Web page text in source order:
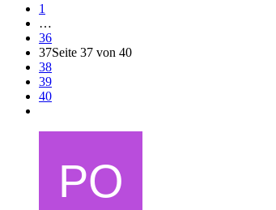
1
…
36
37Seite 37 von 40
38
39
40